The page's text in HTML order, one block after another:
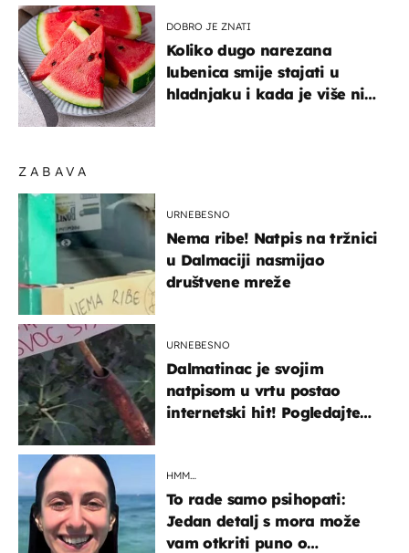
ZABAVA
URNEBESNO
Nema ribe! Natpis na tržnici
u Dalmaciji nasmijao
društvene mreže
URNEBESNO
Dalmatinac je svojim
natpisom u vrtu postao
internetski hit! Pogledajte
HMM…
To rade samo psihopati:
Jedan detalj s mora može
vam otkriti puno o
DOBRO JE ZNATI
Koliko dugo narezana
lubenica smije stajati u
hladnjaku i kada je više nije